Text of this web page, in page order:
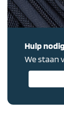
Hulp
We staan